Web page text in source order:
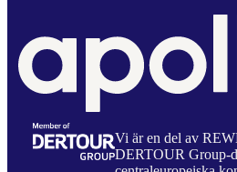
Vi är en del av
DERTOUR Group-